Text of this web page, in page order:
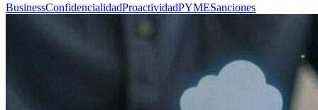
BusinessConfidencialidadProactividadPYMESanciones